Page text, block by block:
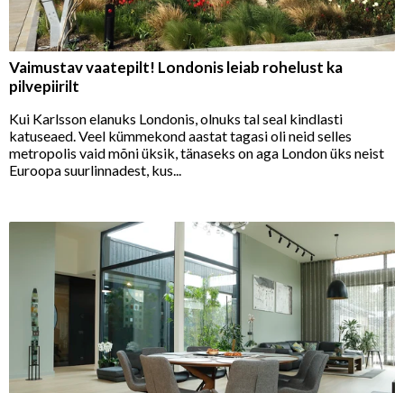
Vaimustav vaatepilt! Londonis leiab rohelust ka
pilvepiirilt
Kui Karlsson elanuks Londonis, olnuks tal seal kindlasti
katuseaed. Veel kümmekond aastat tagasi oli neid selles
metropolis vaid mõni üksik, tänaseks on aga London üks neist
Euroopa suurlinnadest, kus...